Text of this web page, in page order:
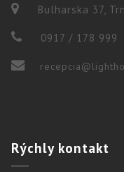
Bulharska 37,
0917 / 178 999
Rýchlykontakt